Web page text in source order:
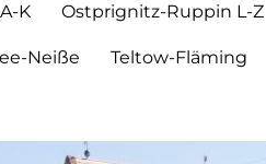
K Ostprignitz-Ruppin L-Z
Neiße Teltow-Fläming